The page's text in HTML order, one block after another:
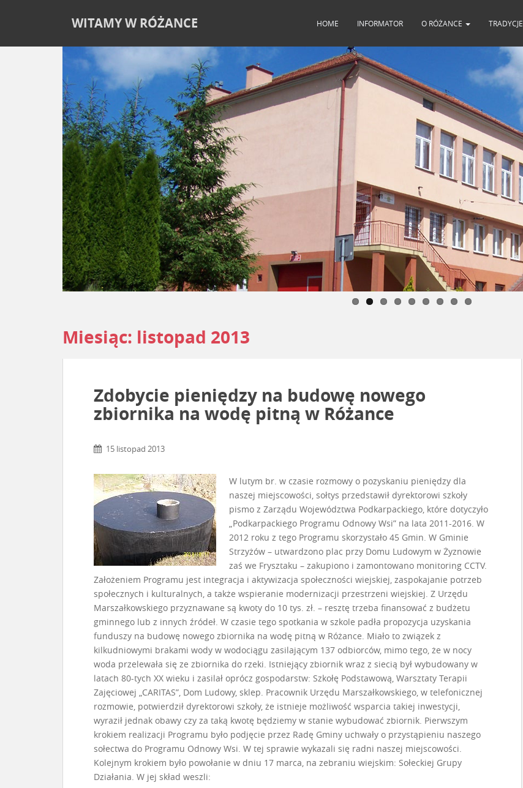
WITAMY W RÓŻANCE HOME INFORMATOR O RÓŻANCE TRADYCJE
Miesiąc: listopad 2013
Zdobycie pieniędzy na budowę nowego
zbiornika na wodę pitną w Różance
15 listopad 2013
W lutym br. w czasie rozmowy o pozyskaniu pieniędzy dla
naszej miejscowości, sołtys przedstawił dyrektorowi szkoły
pismo z Zarządu Województwa Podkarpackiego, które dotyczyło
„Podkarpackiego Programu Odnowy Wsi” na lata 2011-2016. W
2012 roku z tego Programu skorzystało 45 Gmin. W Gminie
Strzyżów – utwardzono plac przy Domu Ludowym w Żyznowie
zaś we Frysztaku – zakupiono i zamontowano monitoring CCTV.
Założeniem Programu jest integracja i aktywizacja społeczności wiejskiej, zaspokajanie potrzeb
społecznych i kulturalnych, a także wspieranie modernizacji przestrzeni wiejskiej. Z Urzędu
Marszałkowskiego przyznawane są kwoty do 10 tys. zł. – resztę trzeba finansować z budżetu
gminnego lub z innych źródeł. W czasie tego spotkania w szkole padła propozycja uzyskania
funduszy na budowę nowego zbiornika na wodę pitną w Różance. Miało to związek z
kilkudniowymi brakami wody w wodociągu zasilającym 137 odbiorców, mimo tego, że w nocy
woda przelewała się ze zbiornika do rzeki. Istniejący zbiornik wraz z siecią był wybudowany w
latach 80-tych XX wieku i zasilał oprócz gospodarstw: Szkołę Podstawową, Warsztaty Terapii
Zajęciowej „CARITAS”, Dom Ludowy, sklep. Pracownik Urzędu Marszałkowskiego, w telefonicznej
rozmowie, potwierdził dyrektorowi szkoły, że istnieje możliwość wsparcia takiej inwestycji,
wyraził jednak obawy czy za taką kwotę będziemy w stanie wybudować zbiornik. Pierwszym
krokiem realizacji Programu było podjęcie przez Radę Gminy uchwały o przystąpieniu naszego
sołectwa do Programu Odnowy Wsi. W tej sprawie wykazali się radni naszej miejscowości.
Kolejnym krokiem było powołanie w dniu 17 marca, na zebraniu wiejskim: Sołeckiej Grupy
Działania. W jej skład weszli: